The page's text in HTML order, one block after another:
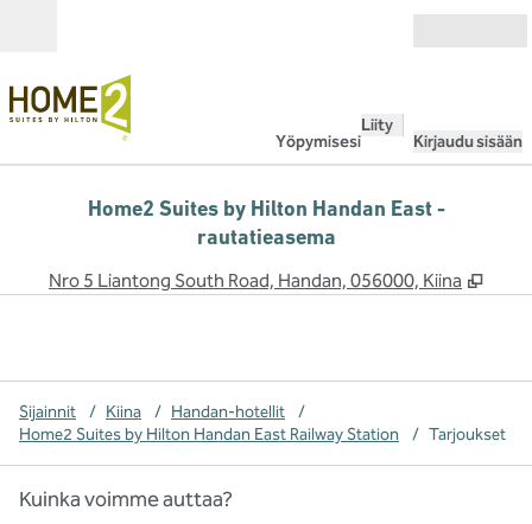
Yöpymisesi
Liity
Kirjaudu sisään
Home2 Suites by Hilton Handan East -
rautatieasema
Nro 5 Liantong South Road, Handan, 056000, Kiina ,
Sijainnit / Kiina / Handan-hotellit
/
Home2 Suites by Hilton Handan East Railway Station
/ Tarjoukset
Kuinka voimme auttaa?